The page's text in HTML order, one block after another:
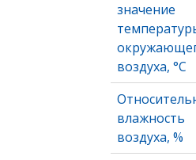
значение
воздуха, °С
влажность
воздуха, %